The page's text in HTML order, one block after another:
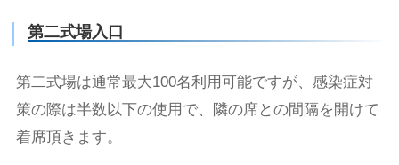
第二式場入口
第二式場は通常最大100名利用可能ですが、感染症対
策の際は半数以下の使用で、隣の席との間隔を開けて
着席頂きます。